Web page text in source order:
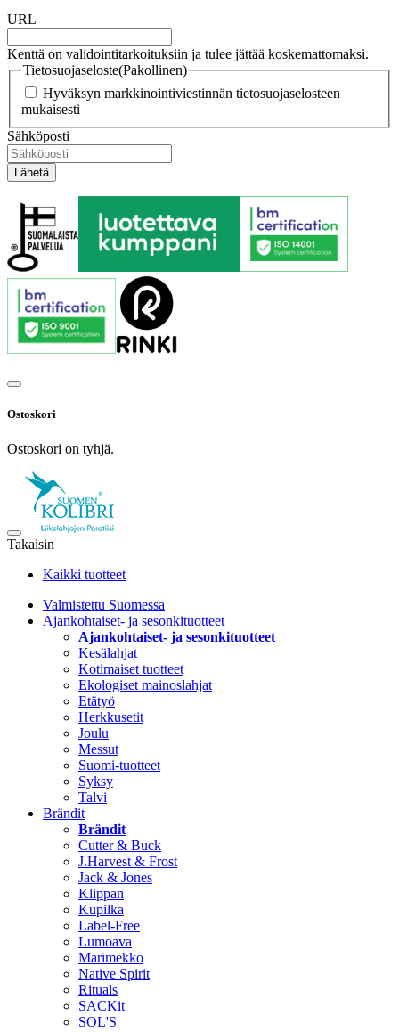
URL
Kenttä on validointitarkoituksiin ja tulee jättää koskemattomaksi.
Tietosuojaseloste(Pakollinen)
Hyväksyn markkinointiviestinnän tietosuojaselosteen
mukaisesti
Sähköposti
Ostoskori
Ostoskori on tyhjä.
Takaisin
Kaikki tuotteet
Valmistettu Suomessa
Ajankohtaiset- ja sesonkituotteet
Ajankohtaiset- ja sesonkituotteet
Kesälahjat
Kotimaiset tuotteet
Ekologiset mainoslahjat
Etätyö
Herkkusetit
Joulu
Messut
Suomi-tuotteet
Syksy
Talvi
Brändit
Brändit
Cutter & Buck
J.Harvest & Frost
Jack & Jones
Klippan
Kupilka
Label-Free
Lumoava
Marimekko
Native Spirit
Rituals
SACKit
SOL'S